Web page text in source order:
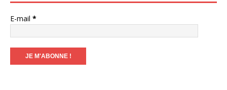
E-mail *